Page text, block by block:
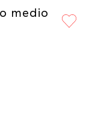
medio